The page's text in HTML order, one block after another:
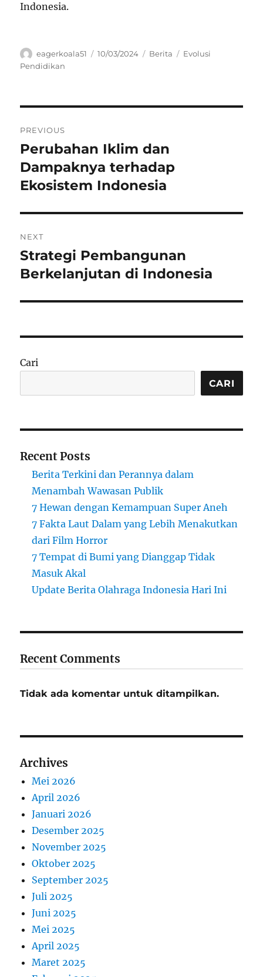
Indonesia.
Author
eagerkoala51
Posted
10/03/2024 Categories
Berita Tags
Evolusi
Pendidikan
pos
PREVIOUS
Previous
post:
Perubahan Iklim dan
Dampaknya terhadap
Ekosistem Indonesia
NEXT
Next
post:
Strategi Pembangunan
Berkelanjutan di Indonesia
Cari
CARI
Recent Posts
Berita Terkini dan Perannya dalam
Menambah Wawasan Publik
7 Hewan dengan Kemampuan Super Aneh
7 Fakta Laut Dalam yang Lebih Menakutkan
dari Film Horror
7 Tempat di Bumi yang Dianggap Tidak
Masuk Akal
Update Berita Olahraga Indonesia Hari Ini
Recent Comments
Tidak ada komentar untuk ditampilkan.
Archives
Mei 2026
April 2026
Januari 2026
Desember 2025
November 2025
Oktober 2025
September 2025
Juli 2025
Juni 2025
Mei 2025
April 2025
Maret 2025